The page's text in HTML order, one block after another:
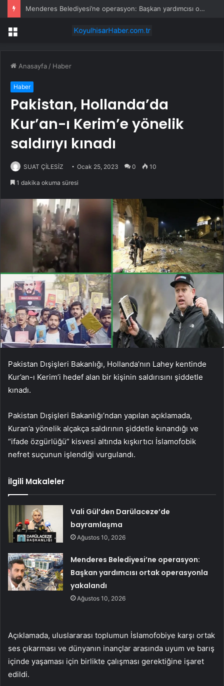
Menderes Belediyesi’ne operasyon: Başkan yardımcısı ortak operasyonla yakalandı
Menü
Anasayfa / Haber
Haber
Pakistan, Hollanda’da
Kur’an-ı Kerim’e yönelik
saldırıyı kınadı
SUAT ÇİLESİZ Ocak 25, 2023 0 10
1 dakika okuma süresi
Pakistan Dışişleri Bakanlığı, Hollanda’nın Lahey kentinde
Kur’an-ı Kerim’i hedef alan bir kişinin saldırısını şiddetle
kınadı.
Pakistan Dışişleri Bakanlığı’ndan yapılan açıklamada,
Kuran’a yönelik alçakça saldırının şiddetle kınandığı ve
“ifade özgürlüğü” kisvesi altında kışkırtıcı İslamofobik
nefret suçunun işlendiği vurgulandı.
İlgili Makaleler
Vali Gül’den Darülaceze’de
bayramlaşma
Ağustos 10, 2026
Menderes Belediyesi’ne operasyon:
Başkan yardımcısı ortak operasyonla
yakalandı
Ağustos 10, 2026
Açıklamada, uluslararası toplumun İslamofobiye karşı ortak
ses çıkarması ve dünyanın inançlar arasında uyum ve barış
içinde yaşaması için birlikte çalışması gerektiğine işaret
edildi.